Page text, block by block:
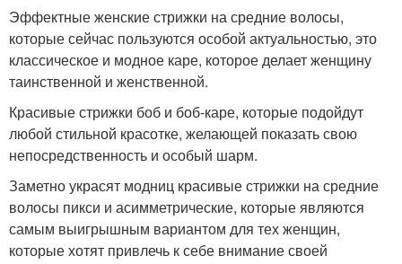
Эффектные женские стрижки на средние волосы,
которые сейчас пользуются особой актуальностью, это
классическое и модное каре, которое делает женщину
таинственной и женственной.
Красивые стрижки боб и боб-каре, которые подойдут
любой стильной красотке, желающей показать свою
непосредственность и особый шарм.
Заметно украсят модниц красивые стрижки на средние
волосы пикси и асимметрические, которые являются
самым выигрышным вариантом для тех женщин,
которые хотят привлечь к себе внимание своей